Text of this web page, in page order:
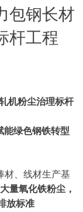
包钢长材
杆工程
机粉尘治理标杆
绿色钢铁转型
材、线材生产基
大量氧化铁粉尘，
放标准